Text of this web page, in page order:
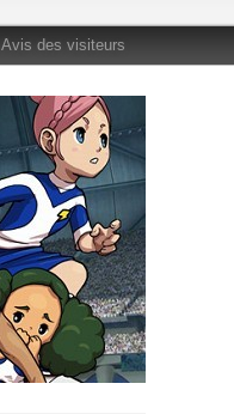
Avis des visiteurs